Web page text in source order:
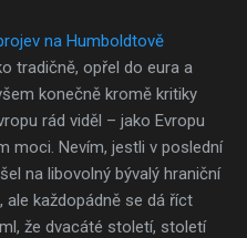
na Humboldtově
tradičně, opřel do eura a
konečně kromě kritiky
rád viděl – jako Evropu
moci. Nevím, jestli v poslední
na libovolný bývalý hraniční
každopádně se dá říct
že dvacáté století, století